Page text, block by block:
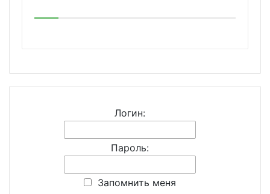
Логин:
Пароль:
Запомнить меня